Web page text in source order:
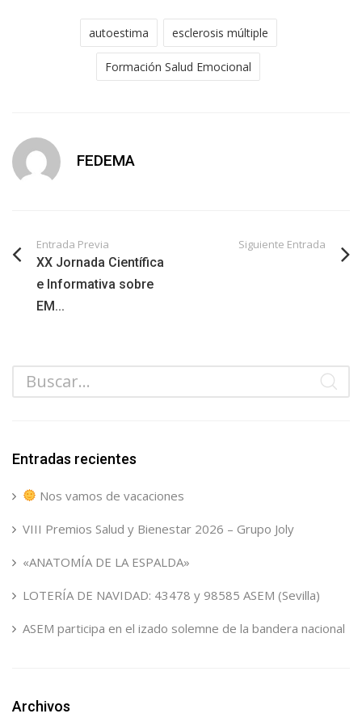
autoestima esclerosis múltiple
Formación Salud Emocional
FEDEMA
Entrada Previa
XX Jornada Científica
e Informativa sobre
EM...
Siguiente Entrada
Entradas recientes
Nos vamos de vacaciones
VIII Premios Salud y Bienestar 2026 – Grupo Joly
«ANATOMÍA DE LA ESPALDA»
LOTERÍA DE NAVIDAD: 43478 y 98585 ASEM (Sevilla)
ASEM participa en el izado solemne de la bandera nacional
Archivos